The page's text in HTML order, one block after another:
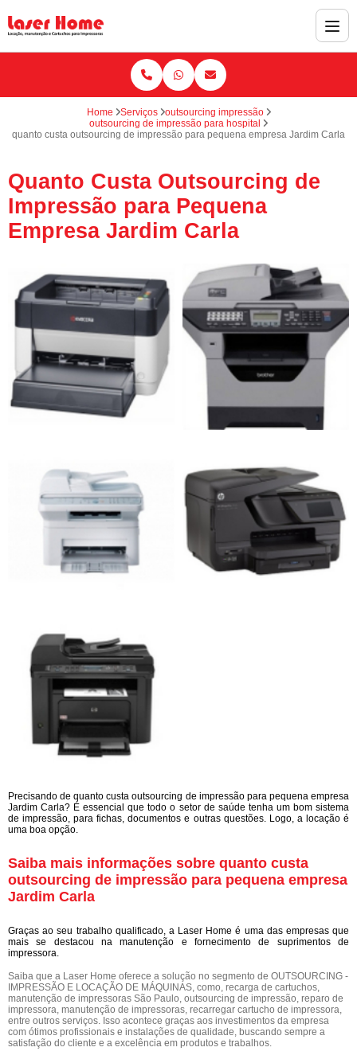
Home Serviços
outsourcing impressão
outsourcing de impressão para hospital
quanto custa outsourcing de impressão para pequena empresa Jardim Carla
Quanto Custa Outsourcing de
Impressão para Pequena
Empresa Jardim Carla
Precisando de quanto custa outsourcing de impressão para pequena empresa
Jardim Carla? É essencial que todo o setor de saúde tenha um bom sistema
de impressão, para fichas, documentos e outras questões. Logo, a locação é
uma boa opção.
Saiba mais informações sobre quanto custa
outsourcing de impressão para pequena empresa
Jardim Carla
Graças ao seu trabalho qualificado, a Laser Home é uma das empresas que
mais se destacou na manutenção e fornecimento de suprimentos de
impressora.
Saiba que a Laser Home oferece a solução no segmento de OUTSOURCING -
IMPRESSÃO E LOCAÇÃO DE MÁQUINAS, como, recarga de cartuchos,
manutenção de impressoras São Paulo, outsourcing de impressão, reparo de
impressora, manutenção de impressoras, recarregar cartucho de impressora,
entre outros serviços. Isso acontece graças aos investimentos da empresa
com ótimos profissionais e instalações de qualidade, buscando sempre a
satisfação do cliente e a excelência em produtos e trabalhos.